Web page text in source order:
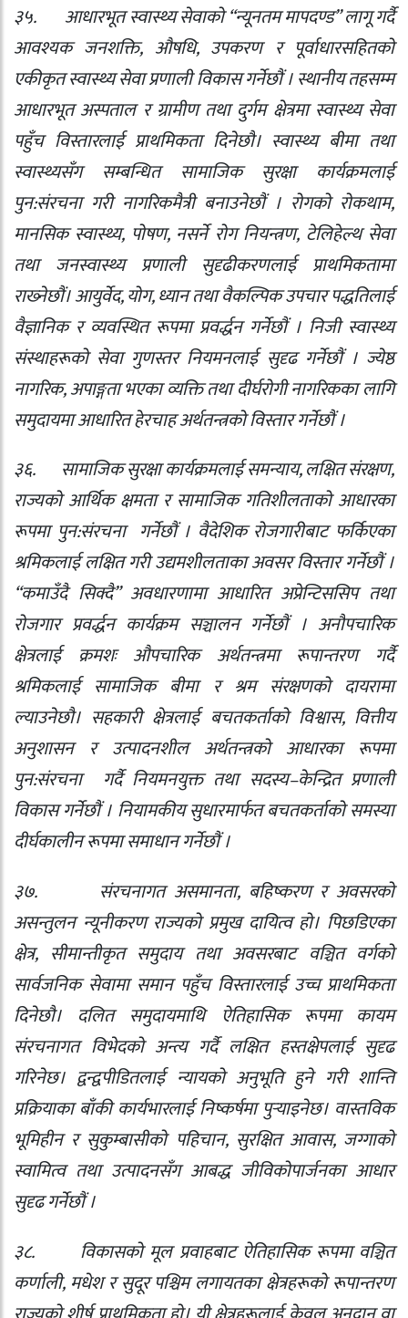
३५.
आधारभूत स्वास्थ्य सेवाको “न्यूनतम मापदण्ड” लागू गर्दै
आवश्यक जनशक्ति, औषधि, उपकरण र पूर्वाधारसहितको
एकीकृत स्वास्थ्य सेवा प्रणाली विकास गर्नेछौं । स्थानीय तहसम्म
आधारभूत अस्पताल र ग्रामीण तथा दुर्गम क्षेत्रमा स्वास्थ्य सेवा
पहुँच विस्तारलाई प्राथमिकता दिनेछौ। स्वास्थ्य बीमा तथा
स्वास्थ्यसँग सम्बन्धित सामाजिक सुरक्षा कार्यक्रमलाई
पुन:संरचना गरी नागरिकमैत्री बनाउनेछौं । रोगको रोकथाम,
मानसिक स्वास्थ्य, पोषण, नसर्ने रोग नियन्त्रण, टेलिहेल्थ सेवा
तथा जनस्वास्थ्य प्रणाली सुदृढीकरणलाई प्राथमिकतामा
राख्‍नेछौं। आयुर्वेद,योग,ध्यान तथा वैकल्पिक उपचार पद्धतिलाई
वैज्ञानिक र व्यवस्थित रूपमा प्रवर्द्धन गर्नेछौं । निजी स्वास्थ्य
संस्थाहरूको सेवा गुणस्तर नियमनलाई सुदृढ गर्नेछौं । ज्येष्ठ
नागरिक,अपाङ्गता भएका व्यक्ति तथा दीर्घरोगी नागरिकका लागि
समुदायमा आधारित हेरचाह अर्थतन्त्रको विस्तार गर्नेछौं ।
३६.
सामाजिक सुरक्षा कार्यक्रमलाई समन्याय,लक्षित संरक्षण,
राज्यको आर्थिक क्षमता र सामाजिक गतिशीलताको आधारका
रूपमा पुन:संरचना गर्नेछौं । वैदेशिक रोजगारीबाट फर्किएका
श्रमिकलाई लक्षित गरी उद्यमशीलताका अवसर विस्तार गर्नेछौं ।
“कमाउँदै सिक्दै” अवधारणामा आधारित अप्रेन्टिससिप तथा
रोजगार प्रवर्द्धन कार्यक्रम सञ्चालन गर्नेछौं । अनौपचारिक
क्षेत्रलाई क्रमशः औपचारिक अर्थतन्त्रमा रूपान्तरण गर्दै
श्रमिकलाई सामाजिक बीमा र श्रम संरक्षणको दायरामा
ल्याउनेछौ। सहकारी क्षेत्रलाई बचतकर्ताको विश्वास, वित्तीय
अनुशासन र उत्पादनशील अर्थतन्त्रको आधारका रूपमा
पुन:संरचना
गर्दै नियमनयुक्त तथा सदस्य–केन्द्रित प्रणाली
विकास गर्नेछौं । नियामकीय सुधारमार्फत बचतकर्ताको समस्या
दीर्घकालीन रूपमा समाधान गर्नेछौं ।
३७.
संरचनागत असमानता, बहिष्करण र अवसरको
असन्तुलन न्यूनीकरण राज्यको प्रमुख दायित्व हो। पिछडिएका
क्षेत्र, सीमान्तीकृत समुदाय तथा अवसरबाट वञ्चित वर्गको
सार्वजनिक सेवामा समान पहुँच विस्तारलाई उच्च प्राथमिकता
दिनेछौ। दलित समुदायमाथि ऐतिहासिक रूपमा कायम
संरचनागत विभेदको अन्त्य गर्दै लक्षित हस्तक्षेपलाई सुदृढ
गरिनेछ। द्वन्द्वपीडितलाई न्यायको अनुभूति हुने गरी शान्ति
प्रक्रियाका बाँकी कार्यभारलाई निष्कर्षमा पुर्‍याइनेछ। वास्तविक
भूमिहीन र सुकुम्बासीको पहिचान, सुरक्षित आवास, जग्गाको
स्वामित्व तथा उत्पादनसँग आबद्ध जीविकोपार्जनका आधार
सुदृढ गर्नेछौं ।
३८.
विकासको मूल प्रवाहबाट ऐतिहासिक रूपमा वञ्चित
कर्णाली, मधेश र सुदूर पश्चिम लगायतका क्षेत्रहरूको रूपान्तरण